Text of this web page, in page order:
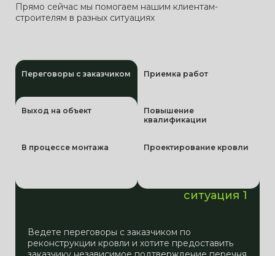
Прямо сейчас мы помогаем нашим клиентам-
строителям в разных ситуациях
Переговоры с заказчиком
Выход на объект
В процессе монтажа
Приемка работ
Повышение
квалификации
Проектирование кровли
ситуация 1
Ведете переговоры с заказчиком по
реконструкции кровли и хотите предоставить